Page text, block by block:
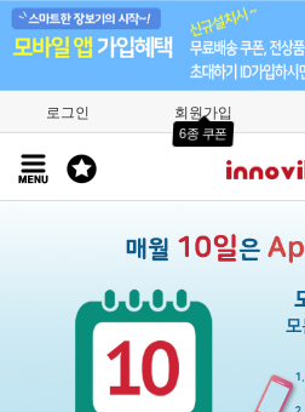
로그인 회원가입
6종 쿠폰